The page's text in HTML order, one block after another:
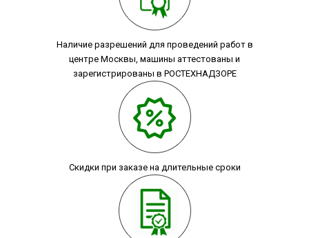
Наличие разрешений для проведений работ в
центре Москвы, машины аттестованы и
зарегистрированы в РОСТЕХНАДЗОРЕ
Скидки при заказе на длительные сроки